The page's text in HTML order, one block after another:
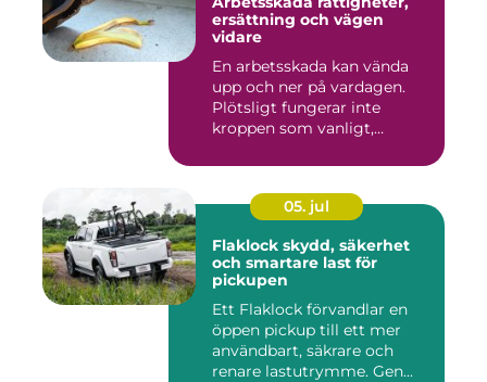
ersättning och vägen
vidare
En arbetsskada kan vända
upp och ner på vardagen.
Plötsligt fungerar inte
kroppen som vanligt,
05. jul
Flaklock skydd, säkerhet
och smartare last för
pickupen
Ett Flaklock förvandlar en
öppen pickup till ett mer
användbart, säkrare och
renare lastutrymme. Gen...